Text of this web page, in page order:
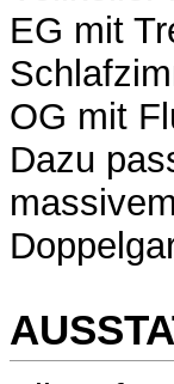
EG mit
OG mit
Dazu